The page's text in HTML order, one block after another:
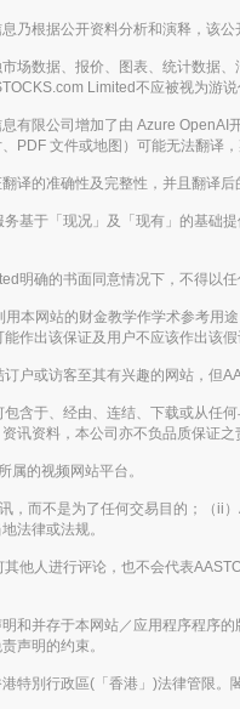
乃根据公开资料分析和演释，该
场数据、报价、图表、统计数据
Limited不应被视为游
有限公司增加了由 Azure
PDF 文件或地图）可能无法翻译
译的准确性及完整性，并且翻译
基于「现况」及「现有」的基础
明确的书面同意情况下，不得以
本网站的财金教学作学术参考用
作出该保证及用户不应该作出该
户或访客至其有兴趣的网站，但
含于、经由、连结、下载或从任
讯资料，本公司亦不负品质保证之
属的视频网站平台。
，而不是为了任何交易目的；（ii
法律或法规。
他人进行评论，也不会代表
和并存于本网站／应用程序程序
声明的约束。
特別行政區(「香港」)法律管限